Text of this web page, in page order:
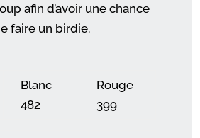
afin d’avoir une chance
faire un birdie.
Blanc
482
Rouge
399